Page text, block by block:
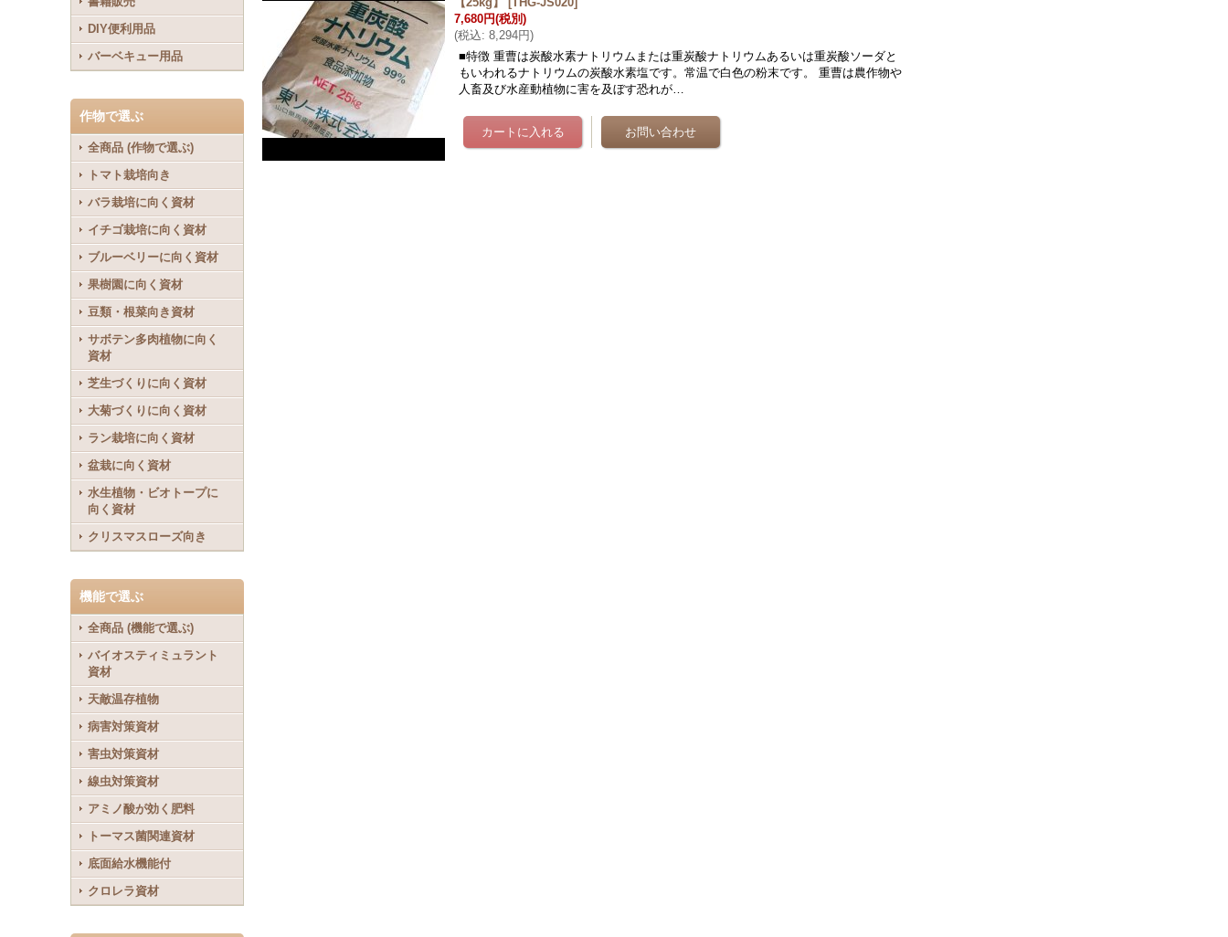
DIY便利用品
バーベキュー用品
作物で選ぶ
全商品 (作物で選ぶ)
トマト栽培向き
バラ栽培に向く資材
イチゴ栽培に向く資材
ブルーベリーに向く資材
果樹園に向く資材
豆類・根菜向き資材
サボテン多肉植物に向く
資材
芝生づくりに向く資材
大菊づくりに向く資材
ラン栽培に向く資材
盆栽に向く資材
水生植物・ビオトープに
向く資材
クリスマスローズ向き
機能で選ぶ
全商品 (機能で選ぶ)
バイオスティミュラント
資材
天敵温存植物
病害対策資材
害虫対策資材
線虫対策資材
アミノ酸が効く肥料
トーマス菌関連資材
底面給水機能付
クロレラ資材
7,680円(税別)
(税込: 8,294円)
■特徴 重曹は炭酸水素ナトリウムまたは重炭酸ナトリウムあるいは重炭酸ソーダと
もいわれるナトリウムの炭酸水素塩です。常温で白色の粉末です。 重曹は農作物や
人畜及び水産動植物に害を及ぼす恐れが…